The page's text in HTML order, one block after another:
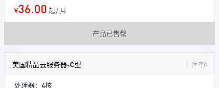
¥36.00 起/ 月
产品已售罄
美国精品云服务器-C型 库存0
处理器：4核